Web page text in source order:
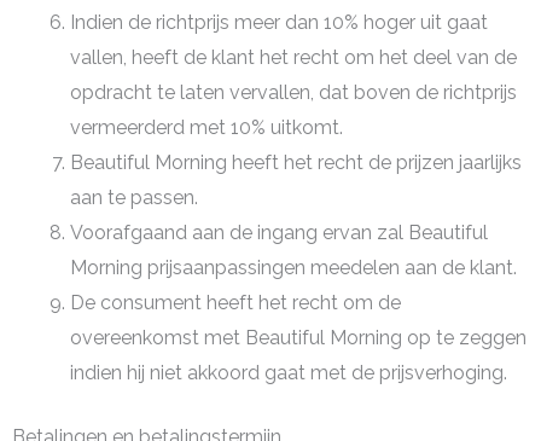
Indien de richtprijs meer dan 10% hoger uit gaat
vallen, heeft de klant het recht om het deel van de
opdracht te laten vervallen, dat boven de richtprijs
vermeerderd met 10% uitkomt.
Beautiful Morning heeft het recht de prijzen jaarlijks
aan te passen.
Voorafgaand aan de ingang ervan zal Beautiful
Morning prijsaanpassingen meedelen aan de klant.
De consument heeft het recht om de
overeenkomst met Beautiful Morning op te zeggen
indien hij niet akkoord gaat met de prijsverhoging.